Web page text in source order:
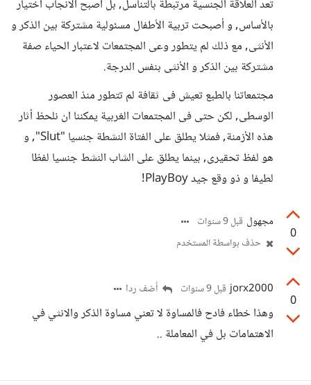
تعد العلاقة الجنسية مرتبطة بالتناسل, بل أصبح الانجاب اختيار
بالأساس, و أصبحت تربية الأطفال مسئولية مشتركة بين الذكر و
الأنثى, مع ذلك لم يتطور وعى المجتمعات لاعتبار الحياء صفة
مشتركة بين الذكر و الأنثى بنفس الدرجة.
مجتمعاتنا بالطبع تعيش فى ثقافة لم تتطور منذ العصور
الوسطى, لكن حتى فى المجتمعات الغربية يمكننا ان نلحظ أثار
هذه الأزمنة, فمثلا يطلق على الفتاة النشطة جنسيا "Slut", و
هو لفظ تحقيرى, بينما يطلق على الشاب النشط جنسيا لفظا
لطيفا و ذو وقع جيد PlayBoy!
0
مجهول قبل 9 سنوات
حذف بواسطة المستخدم
0
jorx2000 قبل 9 سنوات أضف ردا
وهذا خطاء فادح فالمساوة لا تعني مساوة الذكر والانثي في
الاهتمامات بل في المعاملة ..